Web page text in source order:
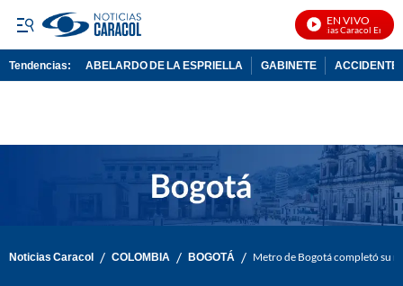
EN VIVO
Noticias Caracol En Vivo
Tendencias: ABELARDO DE LA ESPRIELLA GABINETE ACCIDENTE
Noticias Caracol / COLOMBIA / BOGOTÁ / Metro de Bogotá completó su